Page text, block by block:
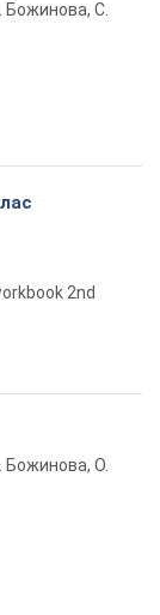
Божинова, С.
2nd
Божинова, О.